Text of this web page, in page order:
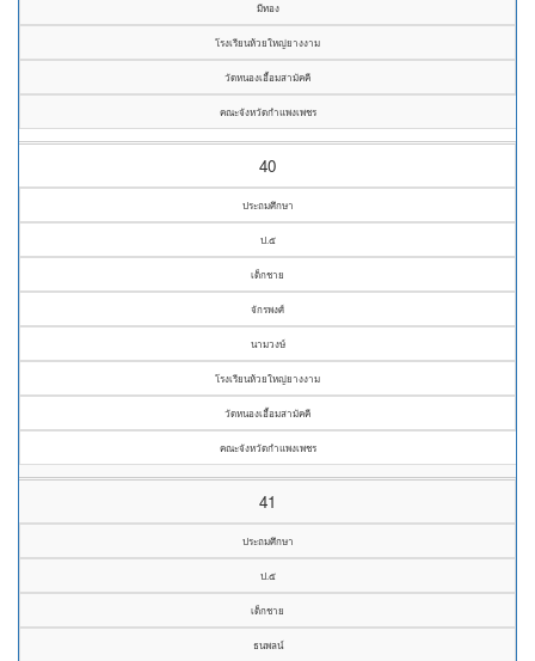
มีทอง
โรงเรียนห้วยใหญ่ยางงาม
วัดหนองเอื้อมสามัคคี
คณะจังหวัดกำแพงเพชร
40
ประถมศึกษา
ป.๕
เด็กชาย
จักรพงศ์
นามวงษ์
โรงเรียนห้วยใหญ่ยางงาม
วัดหนองเอื้อมสามัคคี
คณะจังหวัดกำแพงเพชร
41
ประถมศึกษา
ป.๕
เด็กชาย
ธนพลน์